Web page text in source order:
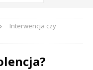
Interwencja czy